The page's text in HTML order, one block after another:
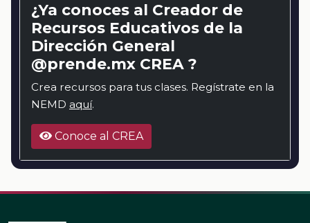
¿Ya conoces al Creador de
Recursos Educativos de la
Dirección General
@prende.mx CREA ?
Crea recursos para tus clases. Regístrate en la
NEMD aquí.
Conoce al CREA